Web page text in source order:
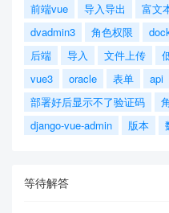
前端vue
导入导出 富文
dvadmin3
角色权限
后端
导入 文件上传
vue3
oracle 表单 api
部署好后显示不了验证码
django-vue-admin
版本
等待解答